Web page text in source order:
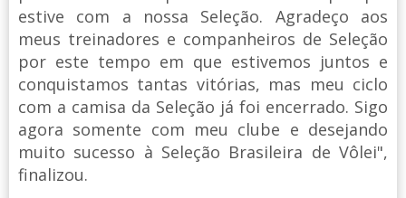
estive com a nossa Seleção. Agradeço aos
meus treinadores e companheiros de Seleção
por este tempo em que estivemos juntos e
conquistamos tantas vitórias, mas meu ciclo
com a camisa da Seleção já foi encerrado. Sigo
agora somente com meu clube e desejando
muito sucesso à Seleção Brasileira de Vôlei",
finalizou.